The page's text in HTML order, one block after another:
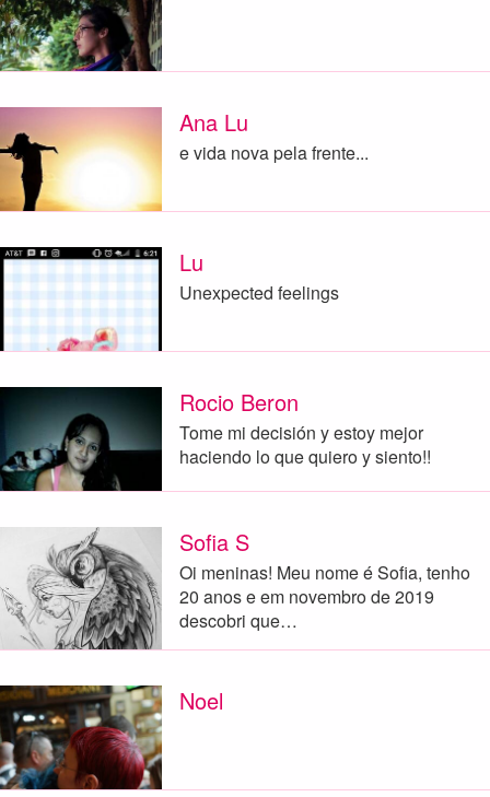
Ana Lu
e vida nova pela frente...
Lu
Unexpected feelings
Rocio Beron
Tome mi decisión y estoy mejor
haciendo lo que quiero y siento!!
Sofia S
Oi meninas! Meu nome é Sofia, tenho
20 anos e em novembro de 2019
descobri que…
Noel